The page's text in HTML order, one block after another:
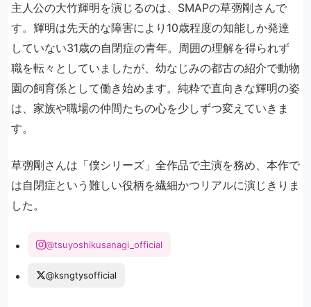
主人公の大竹輝明を演じるのは、SMAPの草彅剛さんで
す。輝明は先天的な障害により10歳程度の知能しか発達
していない31歳の自閉症の青年。周囲の理解を得られず
職を転々としていましたが、幼なじみの都古の紹介で動物
園の飼育係として働き始めます。純粋で直向きな輝明の姿
は、家族や職場の仲間たちの心を少しずつ変えていきま
す。
草彅剛さんは「僕シリーズ」全作品で主演を務め、本作で
は自閉症という難しい役柄を繊細かつリアルに演じきりま
した。
@tsuyoshikusanagi_official
@ksngtysofficial